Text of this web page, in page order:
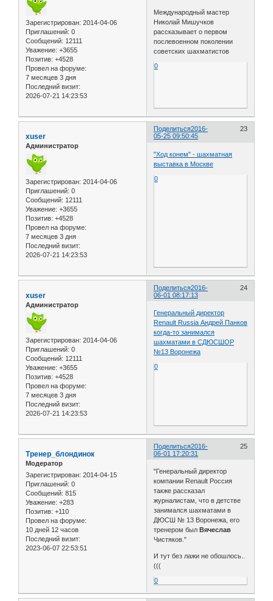
Зарегистрирован: 2014-04-06
Приглашений: 0
Сообщений: 12111
Уважение: +3655
Позитив: +4528
Провел на форуме:
7 месяцев 3 дня
Последний визит:
2026-07-21 14:23:53
Международный мастер
Николай Мишучков
рассказывает о первом
послевоенном поколении
советских шахматистов
0
Поделиться 23
2016-
05-25 09:50:45
xuser
Администратор
Зарегистрирован: 2014-04-06
Приглашений: 0
Сообщений: 12111
Уважение: +3655
Позитив: +4528
Провел на форуме:
7 месяцев 3 дня
Последний визит:
2026-07-21 14:23:53
"Ход конем" - шахматная
выставка в Москве
0
Поделиться 24
2016-
06-01 08:17:13
xuser
Администратор
Зарегистрирован: 2014-04-06
Приглашений: 0
Сообщений: 12111
Уважение: +3655
Позитив: +4528
Провел на форуме:
7 месяцев 3 дня
Последний визит:
2026-07-21 14:23:53
Генеральный директор
Renault Russia Андрей Панков
когда-то занимался
шахматами в СДЮСШОР
№13 Воронежа
0
Поделиться 25
2016-
06-01 17:20:31
Тренер_блондинок
Модератор
Зарегистрирован: 2014-04-15
Приглашений: 0
Сообщений: 815
Уважение: +283
Позитив: +110
Провел на форуме:
10 дней 12 часов
Последний визит:
2023-06-07 22:53:51
"Генеральный директор
компании Renault Россия
также рассказал
журналистам, что в детстве
занимался шахматами в
ДЮСШ № 13 Воронежа, его
тренером был Вячеслав
Чистяков."
И тут без лажи не обошлось..
(((
0